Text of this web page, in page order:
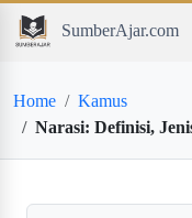
SumberAjar.com
Home
Kamus
Narasi: Definisi,